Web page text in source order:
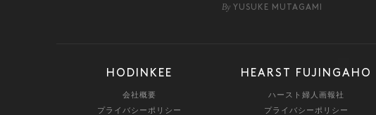
By YUSUKE MUTAGAMI
HODINKEE
会社概要
プライバシーポリシー
HEARST FUJINGAHO
ハースト婦人画報社
プライバシーポリシー